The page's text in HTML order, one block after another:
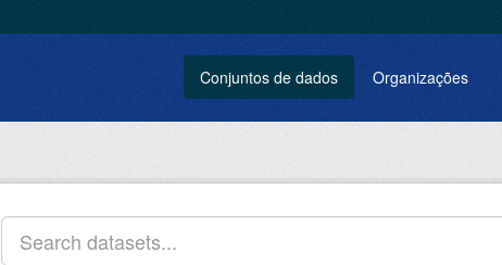
Conjuntos de dados Organizações